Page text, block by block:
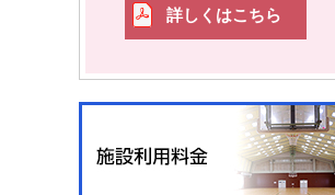
詳しくはこちら